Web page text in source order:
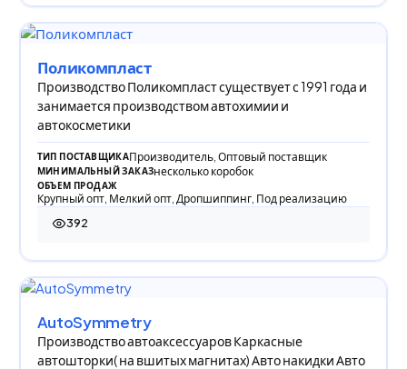
Поликомпласт
Производство Поликомпласт существует с 1991 года и
занимается производством автохимии и
автокосметики
ТИП ПОСТАВЩИКАПроизводитель, Оптовый поставщик
МИНИМАЛЬНЫЙ ЗАКАЗнесколько коробок
ОБЪЕМ ПРОДАЖ
Крупный опт, Мелкий опт, Дропшиппинг, Под реализацию
392
392 просмотра
AutoSymmetry
Производство автоаксессуаров Каркасные
автошторки( на вшитых магнитах) Авто накидки Авто